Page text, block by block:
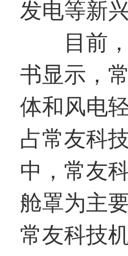
发电等新
目前，
书显示，
体和风电
占常友科
中， 常友
舱罩为主
常友科技